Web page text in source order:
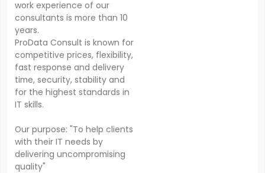
work experience of our
consultants is more than 10
years.
ProData Consult is known for
competitive prices, flexibility,
fast response and delivery
time, security, stability and
for the highest standards in
IT skills.
Our purpose: "To help clients
with their IT needs by
delivering uncompromising
quality"